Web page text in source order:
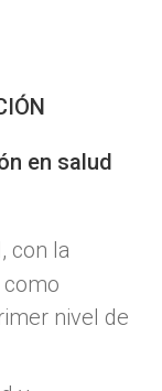
en salud
con la
nivel de